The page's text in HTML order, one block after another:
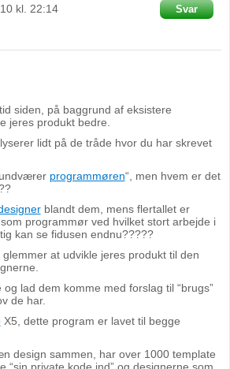
kl. 22:14 Svar
siden, på baggrund af eksistere
jeres produkt bedre.
lidt på de tråde hvor du har skrevet
programmøren“, men hvem er det
blandt dem, mens flertallet er
programmør ved hvilket stort arbejde i
kan se fidusen endnu?????
at udvikle jeres produkt til den
lad dem komme med forslag til “brugs”
de har.
X5, dette program er lavet til begge
design sammen, har over 1000 template